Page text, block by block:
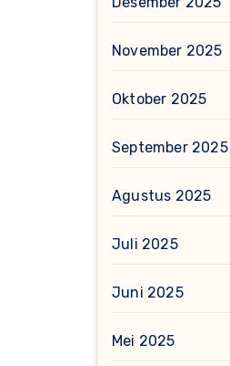
November 2025
Oktober 2025
September 2025
Agustus 2025
Juli 2025
Juni 2025
Mei 2025